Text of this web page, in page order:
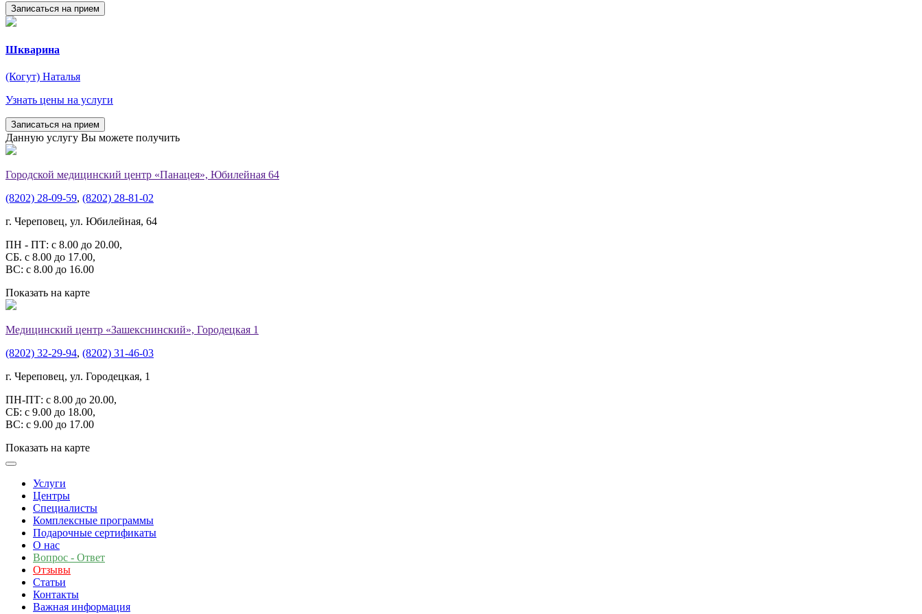
Записаться на прием
Шкварина
(Когут) Наталья
Узнать цены на услуги
Записаться на прием
Данную услугу Вы можете получить
Городской медицинский центр «Панацея», Юбилейная 64
(8202) 28-09-59, (8202) 28-81-02
г. Череповец, ул. Юбилейная, 64
ПН - ПТ: с 8.00 до 20.00,
СБ. с 8.00 до 17.00,
ВС: с 8.00 до 16.00
Показать на карте
Медицинский центр «Зашекснинский», Городецкая 1
(8202) 32-29-94, (8202) 31-46-03
г. Череповец, ул. Городецкая, 1
ПН-ПТ: с 8.00 до 20.00,
СБ: с 9.00 до 18.00,
ВС: с 9.00 до 17.00
Показать на карте
Услуги
Центры
Специалисты
Комплексные программы
Подарочные сертификаты
О нас
Вопрос - Ответ
Отзывы
Статьи
Контакты
Важная информация